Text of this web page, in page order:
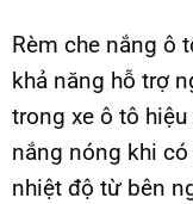
Rèm che nắng ô
khả năng hỗ trợ
trong xe ô tô
nắng nóng khi
nhiệt độ từ bên